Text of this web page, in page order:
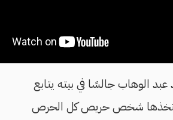
محمد عبد الوهاب جالسًا في بيته يتابع
سيتخذها شخص حريص كل الحرص